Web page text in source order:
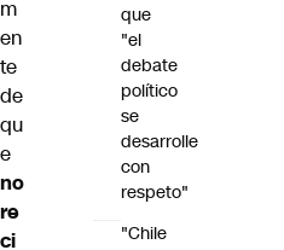
m
en
te
de
qu
e
no
re
ci
que
"el
debate
político
se
desarrolle
con
respeto"
"Chile